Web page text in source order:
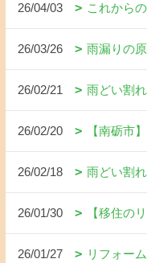
26/04/03 これから
26/03/26 雨漏りの
26/02/21 雨どい割
26/02/20 【南砺市
26/02/18 雨どい割
26/01/30 【移住の
26/01/27 リフォー